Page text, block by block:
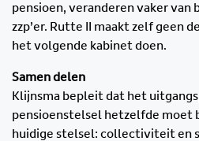
pensioen, veranderen vaker van
zzp’er. Rutte II maakt zelf geen
het volgende kabinet doen.
Samen delen
Klijnsma bepleit dat het
pensioenstelsel hetzelfde moet
huidige stelsel: collectiviteit en